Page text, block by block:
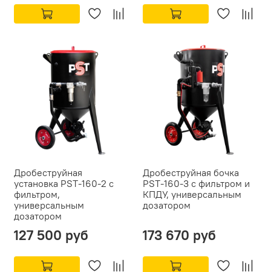
Дробеструйная
установка PST-160-2 с
фильтром,
универсальным
дозатором
127 500 руб
Дробеструйная бочка
PST-160-3 с фильтром и
КПДУ, универсальным
дозатором
173 670 руб